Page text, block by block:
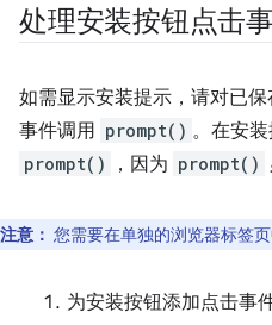
处理安装按钮点击
如需显示安装提示，请对已保
事件调用 prompt() 。在安
prompt() ，因为 prompt()
注意： 您需要在单独的浏览器标签页
为安装按钮添加点击事